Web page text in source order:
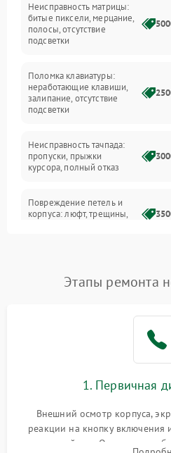
Программные ошибки
Электрические и системные
Интерфейсные проблемы
Батарея
Сеть и интернет
Неисправность матрицы:
битые пиксели, мерцание,
полосы, отсутствие
подсветки
Поломка клавиатуры:
неработающие клавиши,
залипание, отсутствие
подсветки
Неисправность тачпада:
пропуски, прыжки
курсора, полный отказ
Повреждение петель и
корпуса: люфт, трещины,
невозможность зарядки,
Перегрев из‑за пыли,
неисправности кулера
Выход из строя SSD или
Этапы ремонта
1. Первичная
Внешний осмотр корпуса,
реакции на кнопку включения
устройства. Оценка